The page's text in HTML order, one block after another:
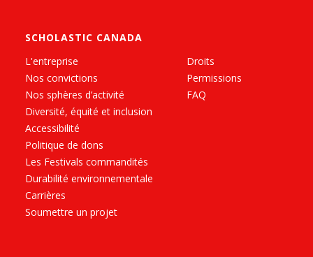
SCHOLASTIC CANADA
L'entreprise
Nos convictions
Nos sphères d’activité
Diversité, équité et inclusion
Accessibilité
Politique de dons
Les Festivals commandités
Durabilité environnementale
Carrières
Soumettre un projet
Droits
Permissions
FAQ